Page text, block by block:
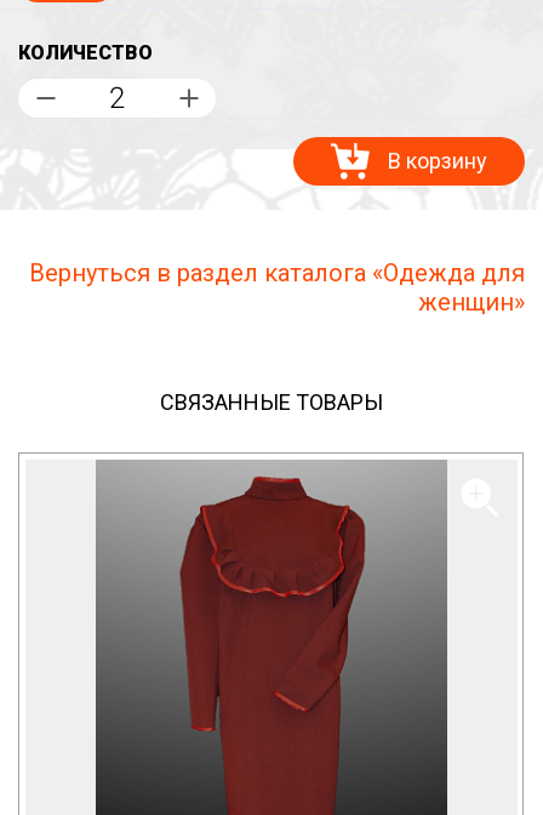
КОЛИЧЕСТВО
В корзину
Вернуться в раздел каталога «Одежда для
женщин»
СВЯЗАННЫЕ ТОВАРЫ